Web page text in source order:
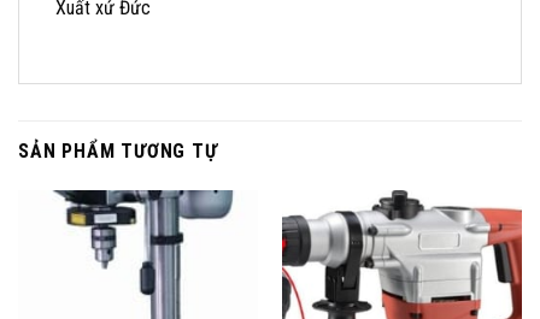
Xuất xứ Đức
SẢN PHẨM TƯƠNG TỰ